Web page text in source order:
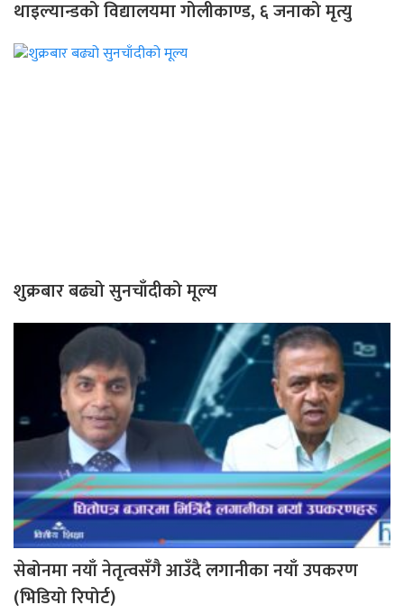
थाइल्यान्डको विद्यालयमा गोलीकाण्ड, ६ जनाको मृत्यु
शुक्रबार बढ्यो सुनचाँदीको मूल्य
सेबोनमा नयाँ नेतृत्वसँगै आउँदै लगानीका नयाँ उपकरण
(भिडियो रिपोर्ट)